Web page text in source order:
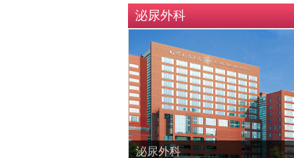
泌尿外科
泌尿外科